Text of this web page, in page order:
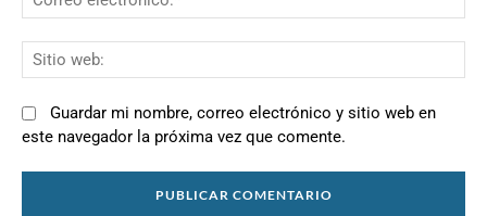
Guardar mi nombre, correo electrónico y sitio web en
este navegador la próxima vez que comente.